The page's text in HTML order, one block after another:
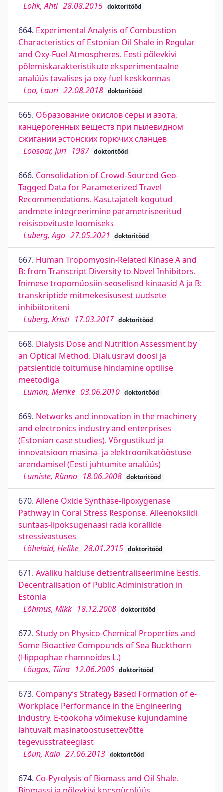
Lohk, Ahti 28.08.2015 doktoritööd
664. Experimental Analysis of Combustion
Characteristics of Estonian Oil Shale in Regular
and Oxy-Fuel Atmospheres. Eesti põlevkivi
põlemiskarakteristikute eksperimentaalne
analüüs tavalises ja oxy-fuel keskkonnas
Loo, Lauri 22.08.2018 doktoritööd
665. Образование окислов серы и азота,
канцерогенных веществ при пылевидном
сжигании эстонских горючих сланцев
Loosaar, Jüri 1987 doktoritööd
666. Consolidation of Crowd-Sourced Geo-
Tagged Data for Parameterized Travel
Recommendations. Kasutajatelt kogutud
andmete integreerimine parametriseeritud
reisisoovituste loomiseks
Luberg, Ago 27.05.2021 doktoritööd
667. Human Tropomyosin-Related Kinase A and
B: from Transcript Diversity to Novel Inhibitors.
Inimese tropomüosiin-seoselised kinaasid A ja B:
transkriptide mitmekesisusest uudsete
inhibiitoriteni
Luberg, Kristi 17.03.2017 doktoritööd
668. Dialysis Dose and Nutrition Assessment by
an Optical Method. Dialüüsravi doosi ja
patsientide toitumuse hindamine optilise
meetodiga
Luman, Merike 03.06.2010 doktoritööd
669. Networks and innovation in the machinery
and electronics industry and enterprises
(Estonian case studies). Võrgustikud ja
innovatsioon masina- ja elektroonikatööstuse
arendamisel (Eesti juhtumite analüüs)
Lumiste, Rünno 18.06.2008 doktoritööd
670. Allene Oxide Synthase-lipoxygenase
Pathway in Coral Stress Response. Alleenoksiidi
süntaas-lipoksügenaasi rada korallide
stressivastuses
Lõhelaid, Helike 28.01.2015 doktoritööd
671. Avaliku halduse detsentraliseerimine Eestis.
Decentralisation of Public Administration in
Estonia
Lõhmus, Mikk 18.12.2008 doktoritööd
672. Study on Physico-Chemical Properties and
Some Bioactive Compounds of Sea Buckthorn
(Hippophae rhamnoides L.)
Lõugas, Tiina 12.06.2006 doktoritööd
673. Company’s Strategy Based Formation of e-
Workplace Performance in the Engineering
Industry. E-töökoha võimekuse kujundamine
lähtuvalt masinatööstusettevõtte
tegevusstrateegiast
Lõun, Kaia 27.06.2013 doktoritööd
674. Co-Pyrolysis of Biomass and Oil Shale.